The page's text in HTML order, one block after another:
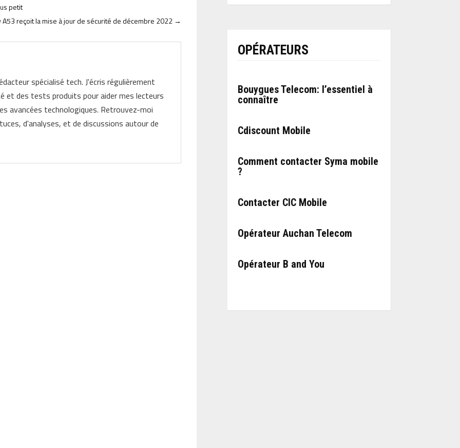
petit
A53 reçoit la mise à jour de sécurité de décembre 2022 →
spécialisé tech. J'écris régulièrement
et des tests produits pour aider mes lecteurs
avancées technologiques. Retrouvez-moi
d'analyses, et de discussions autour de
OPÉRATEURS
Bouygues Telecom: l’essentiel à
connaître
Cdiscount Mobile
Comment contacter Syma mobile
?
Contacter CIC Mobile
Opérateur Auchan Telecom
Opérateur B and You